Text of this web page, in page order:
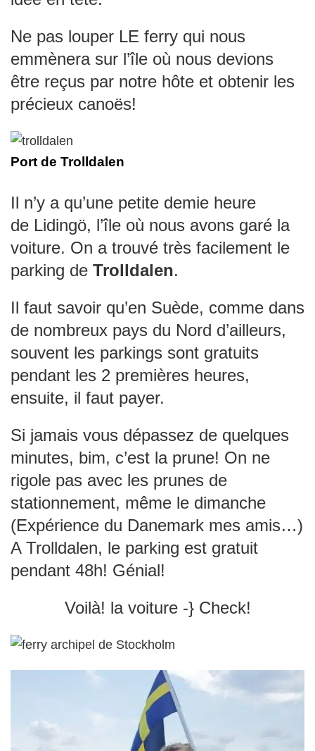
Ne pas louper LE ferry qui nous
emmènera sur l’île où nous devions
être reçus par notre hôte et obtenir les
précieux canoës!
Port de Trolldalen
Il n’y a qu’une petite demie heure
de Lidingö, l’île où nous avons garé la
voiture. On a trouvé très facilement le
parking de Trolldalen.
Il faut savoir qu’en Suède, comme dans
de nombreux pays du Nord d’ailleurs,
souvent les parkings sont gratuits
pendant les 2 premières heures,
ensuite, il faut payer.
Si jamais vous dépassez de quelques
minutes, bim, c’est la prune! On ne
rigole pas avec les prunes de
stationnement, même le dimanche
(Expérience du Danemark mes amis…)
A Trolldalen, le parking est gratuit
pendant 48h! Génial!
Voilà! la voiture -} Check!